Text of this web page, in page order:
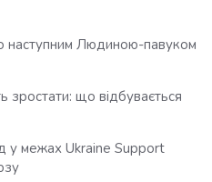
Людиною-павуком
що відбувається
у межах Ukraine Support